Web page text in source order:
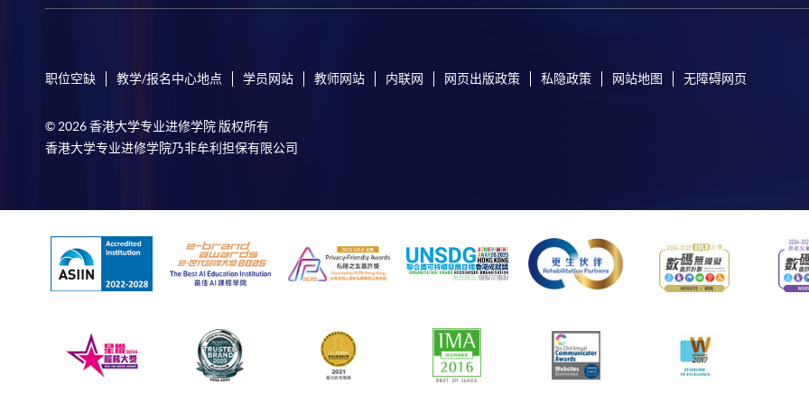
职位空缺 教学/报名中心地点 学员网站 教师网站 内联网 网页出版政策 私隐政策 网站地图 无障碍网页
© 2026 香港大学专业进修学院 版权所有
香港大学专业进修学院乃非牟利担保有限公司